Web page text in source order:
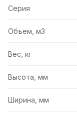
Серия
Объем, м3
Вес, кг
Высота, мм
Ширина, мм